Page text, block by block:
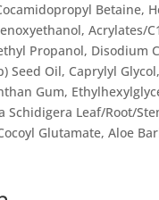
Betaine,
Acrylates/
Propanol, Disodium
Seed Oil, Caprylyl
Gum,
Schidigera Leaf/Root/
Glutamate, Aloe